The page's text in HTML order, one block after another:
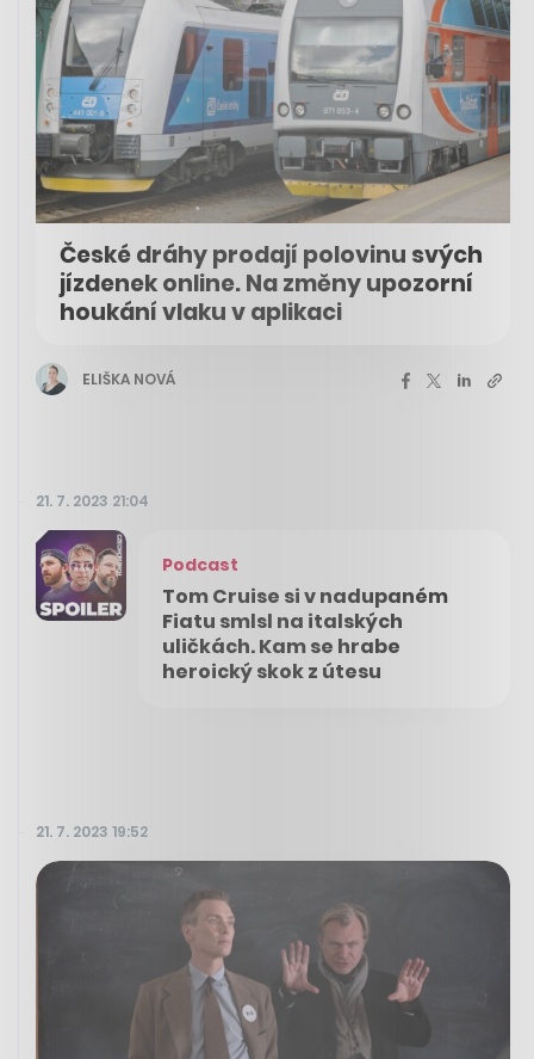
České dráhy prodají polovinu svých
jízdenek online. Na změny upozorní
houkání vlaku v aplikaci
ELIŠKA NOVÁ
21. 7. 2023 21:04
Podcast
Tom Cruise si v nadupaném
Fiatu smlsl na italských
uličkách. Kam se hrabe
heroický skok z útesu
21. 7. 2023 19:52